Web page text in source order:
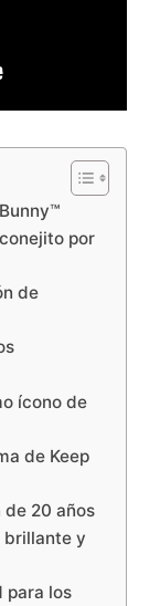
por
de
ícono de
de Keep
20 años
brillante y
para los